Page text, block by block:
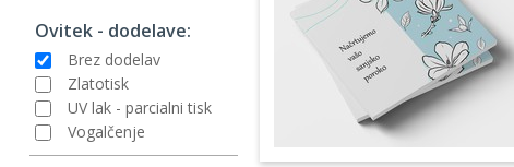
Ovitek - dodelave:
Brez dodelav
Zlatotisk
UV lak - parcialni tisk
Vogalčenje